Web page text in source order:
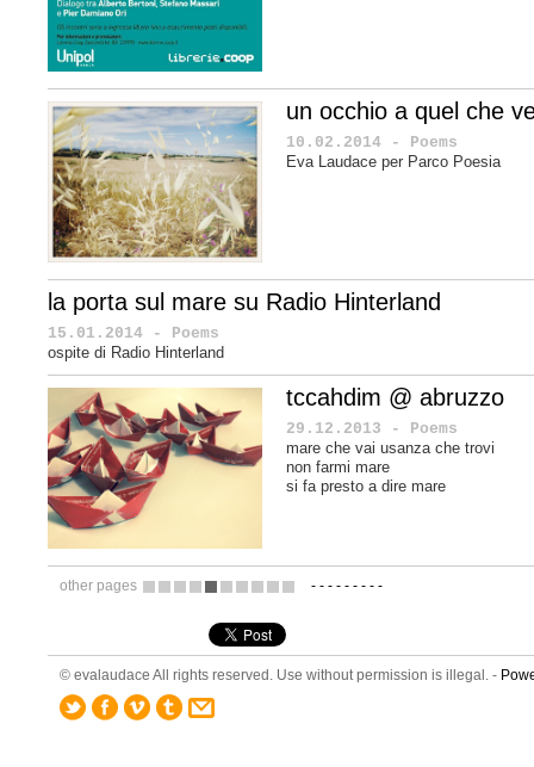
un occhio a quel che
10.02.2014 - Poems
Eva Laudace per Parco Poesia
la porta sul mare su Radio Hinterland
15.01.2014 - Poems
ospite di Radio Hinterland
tccahdim @ abruzzo
29.12.2013 - Poems
mare che vai usanza che trovi
non farmi mare
si fa presto a dire mare
other pages - - - - - - - - -
© evalaudace All rights reserved. Use without permission is illegal. -